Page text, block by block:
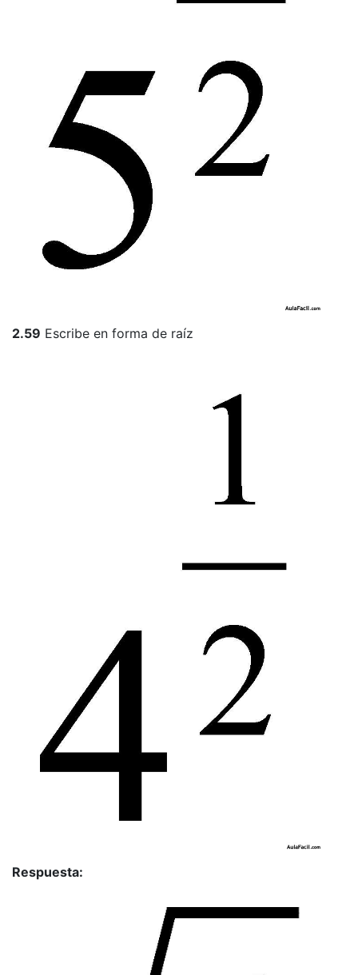
2.59 Escribe en forma de raíz
Respuesta: